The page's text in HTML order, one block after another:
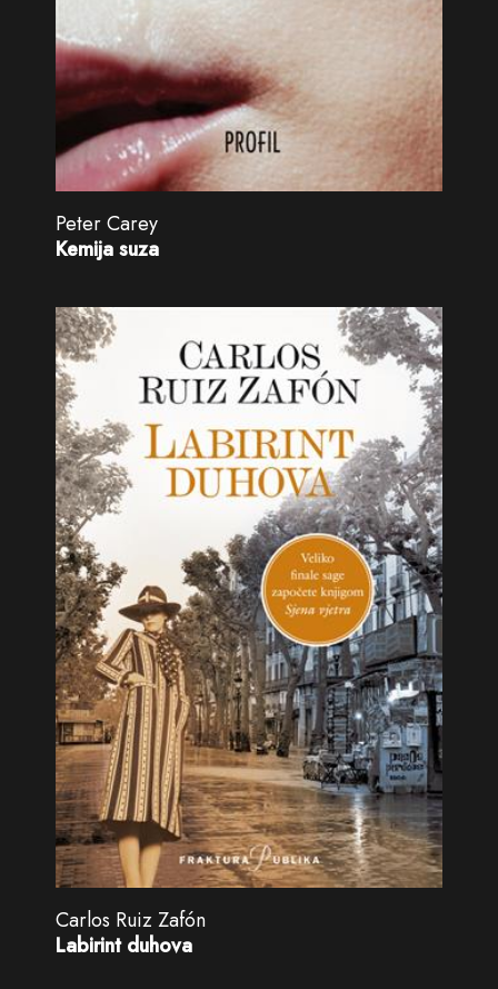
Peter Carey
Kemija suza
Carlos Ruiz Zafón
Labirint duhova